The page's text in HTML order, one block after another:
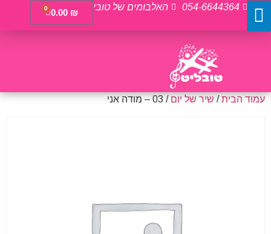
054-6644364 האלבומים של טובי
0.00 ₪
0
עמוד הבית/שיר של יום/ 03 – מודה אני